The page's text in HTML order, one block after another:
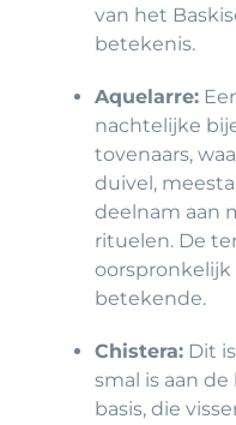
van het
betekenis.
Aquelarre:
nachtelijke
tovenaars,
duivel,
deelnam aan
rituelen. De
oorspronkelijk
betekende.
Chistera: Dit
smal is aan
basis, die